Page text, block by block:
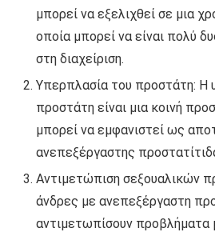
μπορεί να εξελιχθεί σε μια
οποία μπορεί να είναι πολύ
στη διαχείριση.
Υπερπλασία του προστάτη: Η
προστάτη είναι μια κοινή
μπορεί να εμφανιστεί ως
ανεπεξέργαστης
Αντιμετώπιση σεξουαλικών
άνδρες με ανεπεξέργαστη
αντιμετωπίσουν προβλήματα